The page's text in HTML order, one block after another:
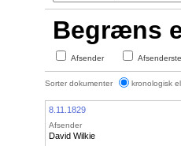
Begræns
Afsender
Sorter dokumenter kronologisk
8.11.1829
Afsender
David Wilkie